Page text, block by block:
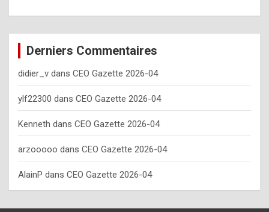
e
y
o
u
s
h
o
Derniers Commentaires
didier_v dans CEO Gazette 2026-04
ylf22300 dans CEO Gazette 2026-04
Kenneth dans CEO Gazette 2026-04
arzooooo dans CEO Gazette 2026-04
AlainP dans CEO Gazette 2026-04